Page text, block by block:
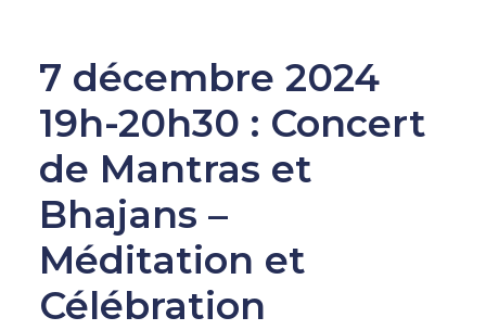
7 décembre 2024
19h-20h30 : Concert
de Mantras et
Bhajans –
Méditation et
Célébration